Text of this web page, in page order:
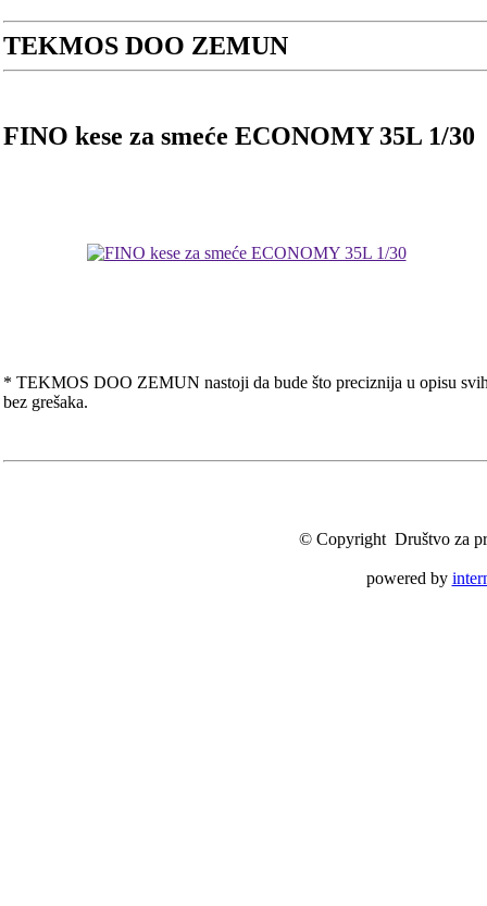
TEKMOS DOO ZEMUN
FINO kese za smeće ECONOMY 35L 1/30
* TEKMOS DOO ZEMUN nastoji da bude što preciznija u opisu
bez grešaka.
© Copyright Društvo za
powered by